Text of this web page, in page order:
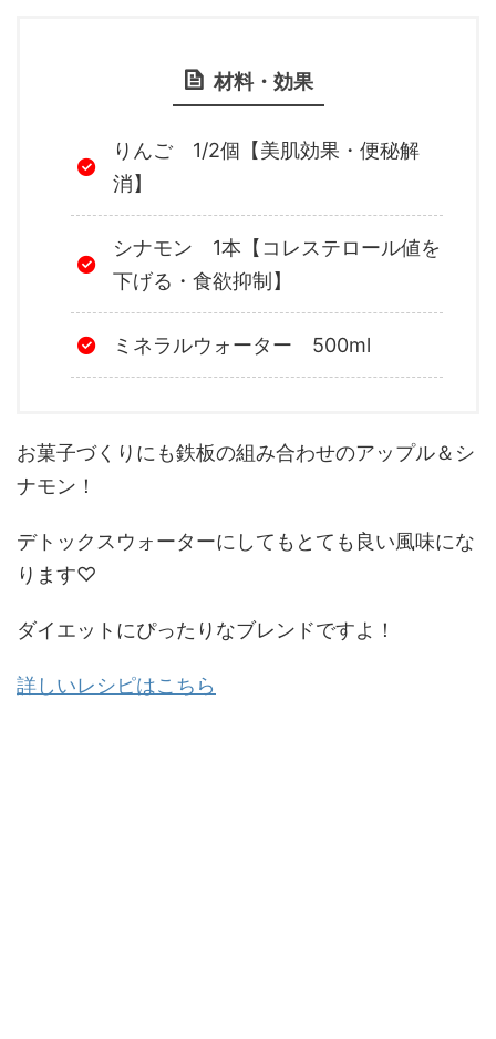
材料・効果
りんご 1/2個【美肌効果・便秘解
消】
シナモン 1本【コレステロール値を
下げる・食欲抑制】
ミネラルウォーター 500ml
お菓子づくりにも鉄板の組み合わせのアップル＆シ
ナモン！
デトックスウォーターにしてもとても良い風味にな
ります♡
ダイエットにぴったりなブレンドですよ！
詳しいレシピはこちら